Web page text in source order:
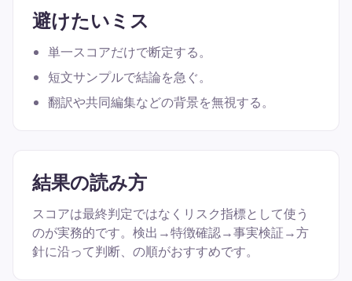
避けたいミス
単一スコアだけで断定する。
短文サンプルで結論を急ぐ。
翻訳や共同編集などの背景を無視する。
結果の読み方
スコアは最終判定ではなくリスク指標として使う
のが実務的です。検出→特徴確認→事実検証→方
針に沿って判断、の順がおすすめです。